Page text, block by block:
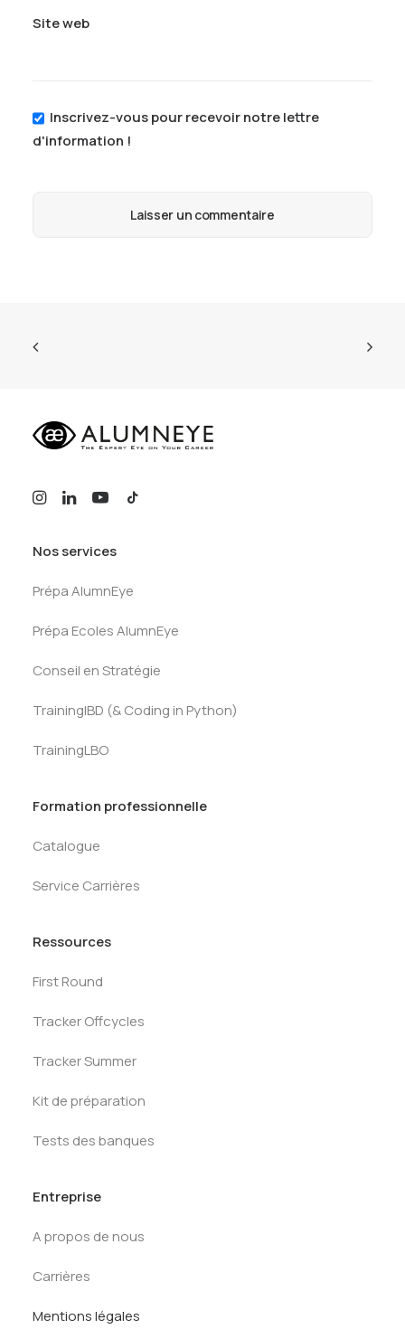
Site web
Inscrivez-vous pour recevoir notre lettre
d'information !
Nos services
Prépa AlumnEye
Prépa Ecoles AlumnEye
Conseil en Stratégie
TrainingIBD (& Coding in Python)
TrainingLBO
Formation professionnelle
Catalogue
Service Carrières
Ressources
First Round
Tracker Offcycles
Tracker Summer
Kit de préparation
Tests des banques
Entreprise
A propos de nous
Carrières
Mentions légales